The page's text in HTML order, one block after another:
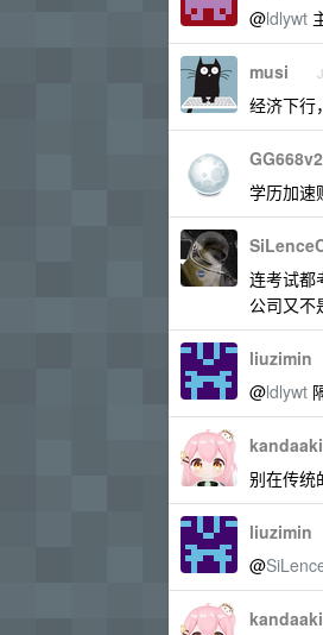
@ldlywt
musi
经济下行
学历加速
连考试都
公司又不
liuzimin
@ldlywt
别在传统
liuzimin
@